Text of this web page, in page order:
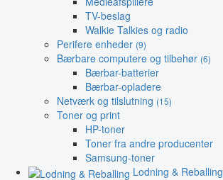
TV-beslag
Walkie Talkies og radio
Perifere enheder (9)
Bærbare computere og tilbehør (6)
Bærbar-batterier
Bærbar-opladere
Netværk og tilslutning (15)
Toner og print
HP-toner
Toner fra andre producenter
Samsung-toner
Lodning & Reballing